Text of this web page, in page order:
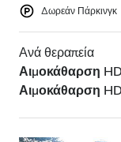
Δωρεάν Πάρκινγκ
Ανά θεραπεία
Αιμοκάθαρση
Αιμοκάθαρση